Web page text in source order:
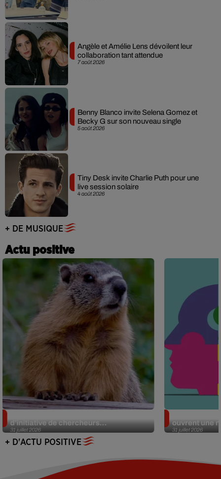
7 août 2026
Angèle et Amélie Lens dévoilent leur
collaboration tant attendue
5 août 2026
Benny Blanco invite Selena Gomez et
Becky G sur son nouveau single
4 août 2026
Tiny Desk invite Charlie Puth pour une
live session solaire
+ DE MUSIQUE
Actu positive
31 juillet 2026
d’initiative de chercheurs...
31 juillet 2026
ouvrent une
+ D'ACTU POSITIVE